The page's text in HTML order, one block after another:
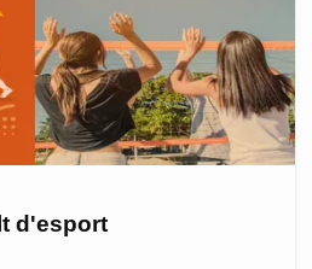
d'esport